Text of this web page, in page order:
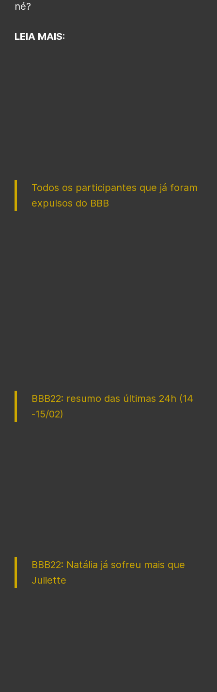
né?
LEIA MAIS:
Todos os participantes que já foram
expulsos do BBB
BBB22: resumo das últimas 24h (14
-15/02)
BBB22: Natália já sofreu mais que
Juliette